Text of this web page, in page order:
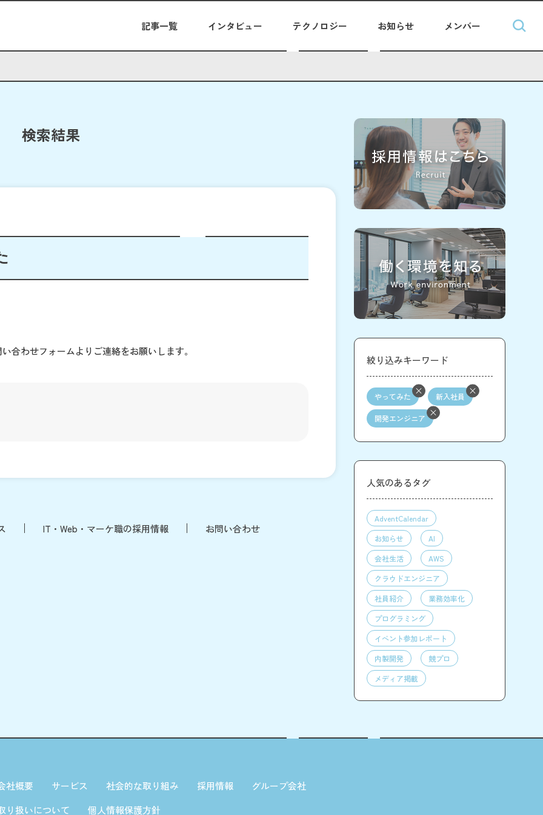
記事一覧 インタビュー テクノロジー お知らせ メンバー
検索結果
合わせフォームよりご連絡をお願いします。
IT・Web・マーケ職の採用情報 お問い合わせ
絞り込みキーワード
やってみた 新入社員
開発エンジニア
人気のあるタグ
AdventCalendar
お知らせ
AI
会社生活
AWS
クラウドエンジニア
社員紹介
業務効率化
プログラミング
イベント参加レポート
内製開発
競プロ
メディア掲載
社概要 サービス 社会的な取り組み 採用情報
グループ会社
り扱いについて
個人情報保護方針